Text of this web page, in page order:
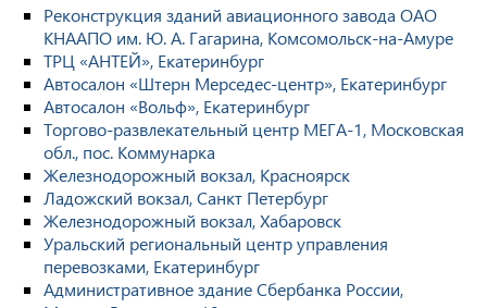
Реконструкция зданий авиационного завода ОАО
КНААПО им. Ю. А. Гагарина, Комсомольск-на-Амуре
ТРЦ «АНТЕЙ», Екатеринбург
Автосалон «Штерн Мерседес-центр», Екатеринбург
Автосалон «Вольф», Екатеринбург
Торгово-развлекательный центр МЕГА-1, Московская
обл., пос. Коммунарка
Железнодорожный вокзал, Красноярск
Ладожский вокзал, Санкт Петербург
Железнодорожный вокзал, Хабаровск
Уральский региональный центр управления
перевозками, Екатеринбург
Административное здание Сбербанка России,